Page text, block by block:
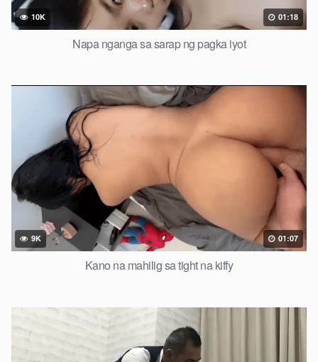
10K 01:18
Napa nganga sa sarap ng pagka iyot
9K 01:07
Kano na mahilig sa tight na kiffy